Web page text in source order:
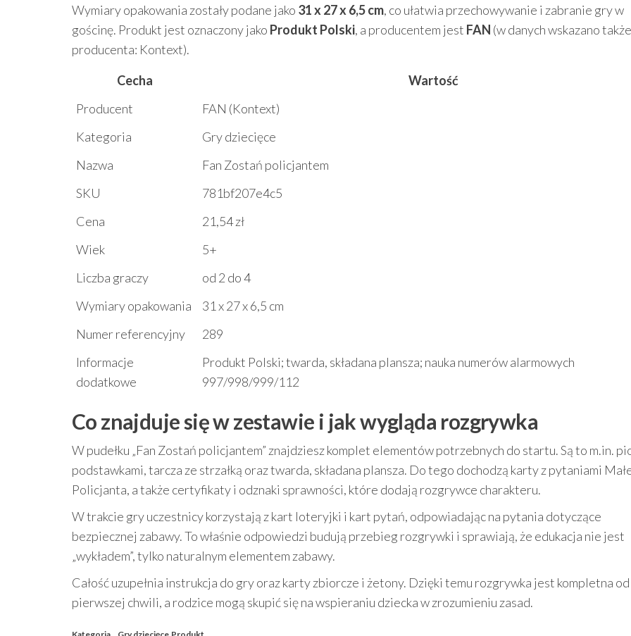
Wymiary opakowania zostały podane jako 31 x 27 x 6,5 cm, co ułatwia przechowywanie i zabranie gry w
gościnę. Produkt jest oznaczony jako Produkt Polski, a producentem jest FAN (w danych wskazano także
producenta: Kontext).
Cecha
Wartość
Producent
FAN (Kontext)
Kategoria
Gry dziecięce
Nazwa
Fan Zostań policjantem
SKU
781bf207e4c5
Cena
21,54 zł
Wiek
5+
Liczba graczy
od 2 do 4
Wymiary opakowania
31 x 27 x 6,5 cm
Numer referencyjny
289
Informacje
dodatkowe
Produkt Polski; twarda, składana plansza; nauka numerów alarmowych
997/998/999/112
Co znajduje się w zestawie i jak wygląda rozgrywka
W pudełku „Fan Zostań policjantem” znajdziesz komplet elementów potrzebnych do startu. Są to m.in.
podstawkami, tarcza ze strzałką oraz twarda, składana plansza. Do tego dochodzą karty z pytaniami
Policjanta, a także certyfikaty i odznaki sprawności, które dodają rozgrywce charakteru.
W trakcie gry uczestnicy korzystają z kart loteryjki i kart pytań, odpowiadając na pytania dotyczące
bezpiecznej zabawy. To właśnie odpowiedzi budują przebieg rozgrywki i sprawiają, że edukacja nie jest
„wykładem”, tylko naturalnym elementem zabawy.
Całość uzupełnia instrukcja do gry oraz karty zbiorcze i żetony. Dzięki temu rozgrywka jest kompletna od
pierwszej chwili, a rodzice mogą skupić się na wspieraniu dziecka w zrozumieniu zasad.